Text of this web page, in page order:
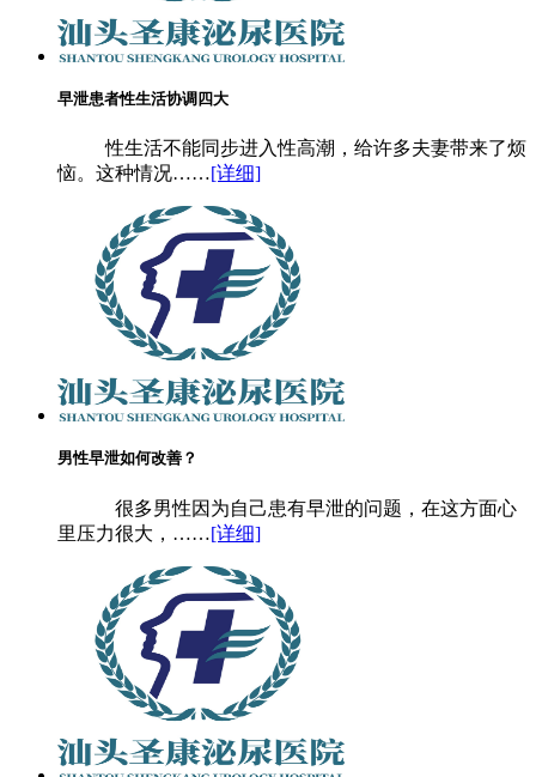
早泄患者性生活协调四大
性生活不能同步进入性高潮，给许多夫妻带来了烦
恼。这种情况……[详细]
男性早泄如何改善？
很多男性因为自己患有早泄的问题，在这方面心
里压力很大，……[详细]